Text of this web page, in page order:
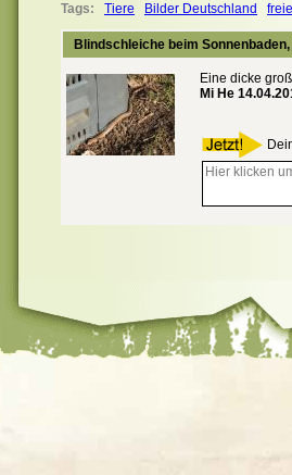
Tags: Tiere Bilder Deutschland
Blindschleiche beim Sonnenbaden,
Eine dicke
Mi He